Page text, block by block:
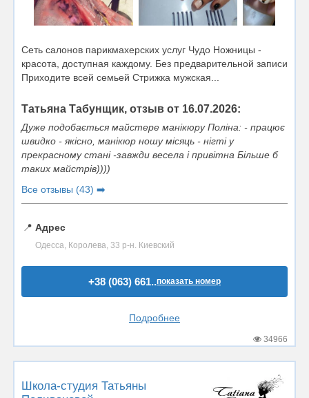
Сеть салонов парикмахерских услуг Чудо Ножницы -
красота, доступная каждому. Без предварительной записи
Приходите всей семьей Стрижка мужская...
Татьяна Табунщик, отзыв от 16.07.2026:
Дуже подобається майстере манікюру Поліна: - працює
швидко - якісно, манікюр ношу місяць - нігті у
прекрасному стані -завжди весела і привітна Більше б
таких майстрів))))
Все отзывы (43) ➡️
📍 Адрес
Одесса, Королева, 33 р-н. Киевский
+38 (063) 661..показать номер
Подробнее
34966
Школа-студия Татьяны